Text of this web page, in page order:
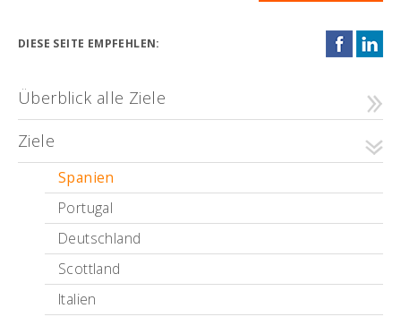
DIESE SEITE EMPFEHLEN:
Überblick alle Ziele
Ziele
Spanien
Portugal
Deutschland
Scottland
Italien